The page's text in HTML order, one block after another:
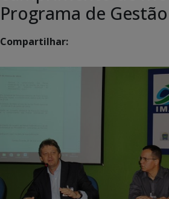
Programa de
Compartilhar: